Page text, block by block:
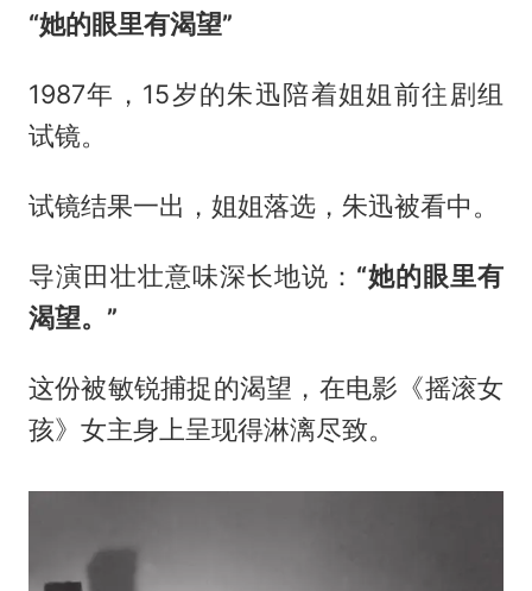
“她的眼里有渴望”
1987年，15岁的朱迅陪着姐姐前往剧组
试镜。
试镜结果一出，姐姐落选，朱迅被看中。
导演田壮壮意味深长地说： “她的眼里有
渴望。”
这份被敏锐捕捉的渴望，在电影《摇滚女
孩》女主身上呈现得淋漓尽致。